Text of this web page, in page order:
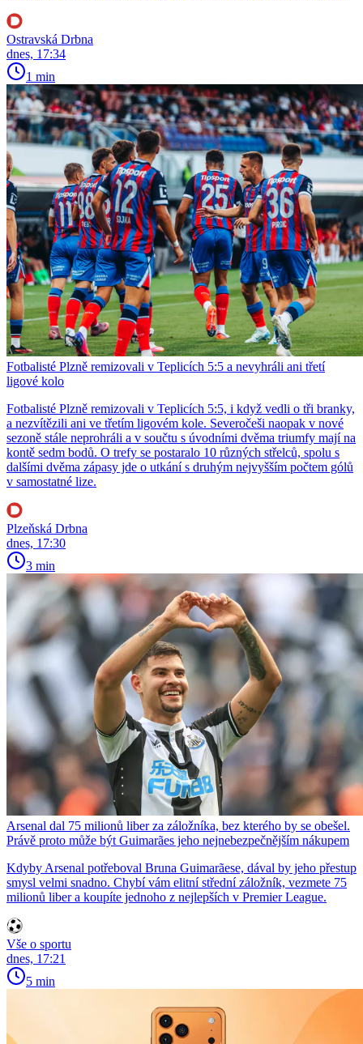
Ostravská Drbna
dnes, 17:34
1 min
Fotbalisté Plzně remizovali v Teplicích 5:5 a nevyhráli ani třetí
ligové kolo
Fotbalisté Plzně remizovali v Teplicích 5:5, i když vedli o tři branky,
a nezvítězili ani ve třetím ligovém kole. Severočeši naopak v nové
sezoně stále neprohráli a v součtu s úvodními dvěma triumfy mají na
kontě sedm bodů. O trefy se postaralo 10 různých střelců, spolu s
dalšími dvěma zápasy jde o utkání s druhým nejvyšším počtem gólů
v samostatné lize.
Plzeňská Drbna
dnes, 17:30
3 min
Arsenal dal 75 milionů liber za záložníka, bez kterého by se obešel.
Právě proto může být Guimarães jeho nejnebezpečnějším nákupem
Kdyby Arsenal potřeboval Bruna Guimarãese, dával by jeho přestup
smysl velmi snadno. Chybí vám elitní střední záložník, vezmete 75
milionů liber a koupíte jednoho z nejlepších v Premier League.
Vše o sportu
dnes, 17:21
5 min